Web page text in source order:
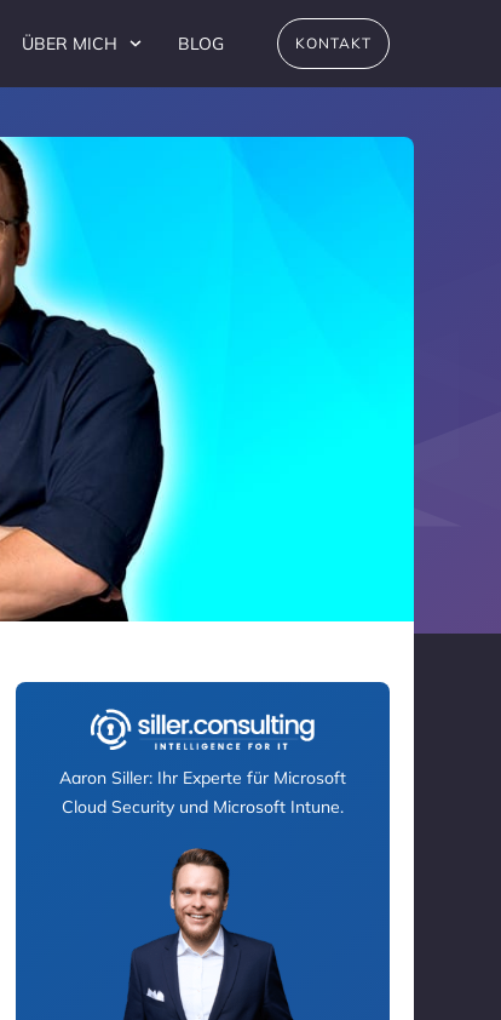
ÜBER MICH BLOG KONTAKT
Aaron Siller: Ihr Experte für Microsoft
Cloud Security und Microsoft Intune.